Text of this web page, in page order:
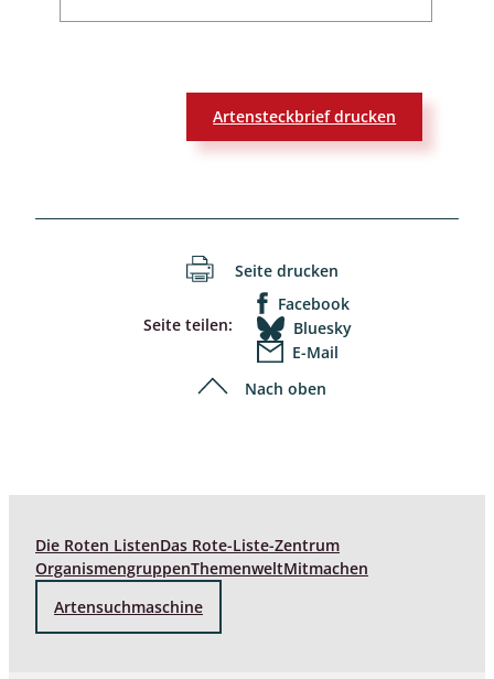
Artensteckbrief drucken
Seite drucken
Seite teilen:
Facebook
Bluesky
E-Mail
Nach oben
Die Roten ListenDas Rote-Liste-Zentrum
OrganismengruppenThemenweltMitmachen
Artensuchmaschine